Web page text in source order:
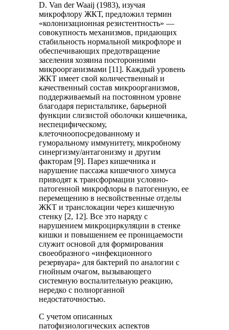
D. Van der Waaij (1983), изучая
микрофлору ЖКТ, предложил термин
«колонизационная резистентность» —
совокупность механизмов, придающих
стабильность нормальной микрофлоре и
обеспечивающих предотвращение
заселения хозяина посторонними
микроорганизмами [11]. Каждый уровень
ЖКТ имеет свой количественный и
качественный состав микроорганизмов,
поддерживаемый на постоянном уровне
благодаря перистальтике, барьерной
функции слизистой оболочки кишечника,
неспецифическому,
клеточноопосредованному и
гуморальному иммунитету, микробному
синергизму/антагонизму и другим
факторам [9]. Парез кишечника и
нарушение пассажа кишечного химуса
приводят к трансформации условно-
патогенной микрофлоры в патогенную, ее
перемещению в несвойственные отделы
ЖКТ и транслокации через кишечную
стенку [2, 12]. Все это наряду с
нарушением микроциркуляции в стенке
кишки и повышением ее проницаемости
служит основой для формирования
своеобразного «инфекционного
резервуара» для бактерий по аналогии с
гнойным очагом, вызывающего
системную воспалительную реакцию,
нередко с полиорганной
недостаточностью.
С учетом описанных
патофизиологических аспектов